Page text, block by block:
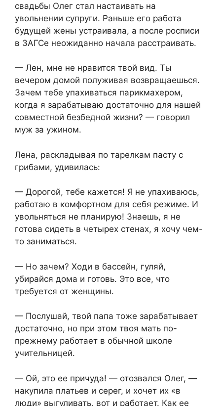
свадьбы Олег стал настаивать на
увольнении супруги. Раньше его работа
будущей жены устраивала, а после росписи
в ЗАГСе неожиданно начала расстраивать.
— Лен, мне не нравится твой вид. Ты
вечером домой полуживая возвращаешься.
Зачем тебе упахиваться парикмахером,
когда я зарабатываю достаточно для нашей
совместной безбедной жизни? — говорил
муж за ужином.
Лена, раскладывая по тарелкам пасту с
грибами, удивилась:
— Дорогой, тебе кажется! Я не упахиваюсь,
работаю в комфортном для себя режиме. И
увольняться не планирую! Знаешь, я не
готова сидеть в четырех стенах, я хочу чем-
то заниматься.
— Но зачем? Ходи в бассейн, гуляй,
убирайся дома и готовь. Это все, что
требуется от женщины.
— Послушай, твой папа тоже зарабатывает
достаточно, но при этом твоя мать по-
прежнему работает в обычной школе
учительницей.
— Ой, это ее причуда! — отозвался Олег, —
накупила платьев и серег, и хочет их «в
люди» выгуливать, вот и работает. Как ее